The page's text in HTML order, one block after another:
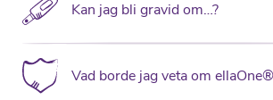
Kan jag bli gravid om…?
Vad borde jag veta om